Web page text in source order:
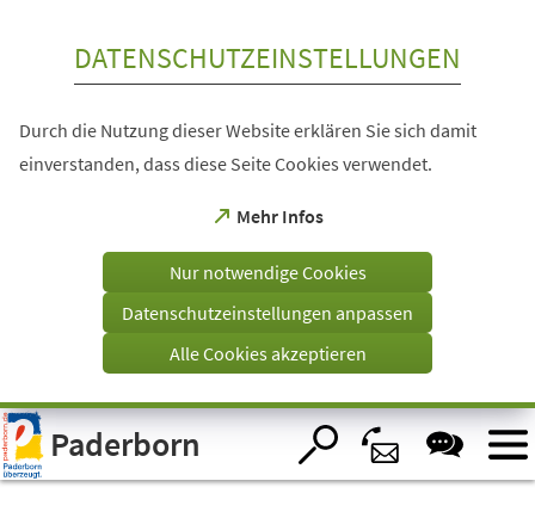
Visuelle
Assistenzsoftware
öffnen.
DATENSCHUTZEINSTELLUNGEN
Durch die Nutzung dieser Website erklären Sie sich damit
einverstanden, dass diese Seite Cookies verwendet.
Mehr Infos
(Öffnet
einem
Tab)
Nur notwendige Cookies
Datenschutzeinstellungen anpassen
Alle Cookies akzeptieren
Paderborn